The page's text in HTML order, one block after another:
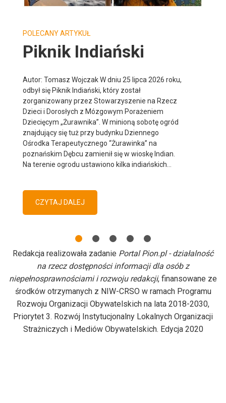
POLECANY ARTYKUŁ
Piknik Indiański
Autor: Tomasz Wojczak W dniu 25 lipca 2026 roku,
odbył się Piknik Indiański, który został
zorganizowany przez Stowarzyszenie na Rzecz
Dzieci i Dorosłych z Mózgowym Porażeniem
Dziecięcym „Żurawnika”. W minioną sobotę ogród
znajdujący się tuż przy budynku Dziennego
Ośrodka Terapeutycznego “Żurawinka” na
poznańskim Dębcu zamienił się w wioskę Indian.
Na terenie ogrodu ustawiono kilka indiańskich…
CZYTAJ DALEJ
Redakcja realizowała zadanie Portal Pion.pl - działalność
na rzecz dostępności informacji dla osób z
niepełnosprawnościami i rozwoju redakcji, finansowane ze
środków otrzymanych z NIW-CRSO w ramach Programu
Rozwoju Organizacji Obywatelskich na lata 2018-2030,
Priorytet 3. Rozwój Instytucjonalny Lokalnych Organizacji
Strażniczych i Mediów Obywatelskich. Edycja 2020